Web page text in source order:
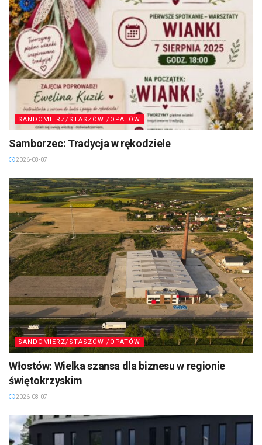
SANDOMIERZ/STASZÓW /OPATÓW
Samborzec: Tradycja w rękodziele
2026-08-07
SANDOMIERZ/STASZÓW /OPATÓW
Włostów: Wielka szansa dla biznesu w regionie
świętokrzyskim
2026-08-07